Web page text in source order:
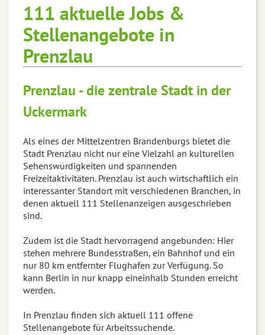
111 aktuelle Jobs &
Stellenangebote in
Prenzlau
Prenzlau - die zentrale Stadt in der
Uckermark
Als eines der Mittelzentren Brandenburgs bietet die
Stadt Prenzlau nicht nur eine Vielzahl an kulturellen
Sehenswürdigkeiten und spannenden
Freizeitaktivitäten. Prenzlau ist auch wirtschaftlich ein
interessanter Standort mit verschiedenen Branchen, in
denen aktuell 111 Stellenanzeigen ausgeschrieben
sind.
Zudem ist die Stadt hervorragend angebunden: Hier
stehen mehrere Bundesstraßen, ein Bahnhof und ein
nur 80 km entfernter Flughafen zur Verfügung. So
kann Berlin in nur knapp eineinhalb Stunden erreicht
werden.
In Prenzlau finden sich aktuell 111 offene
Stellenangebote für Arbeitssuchende.